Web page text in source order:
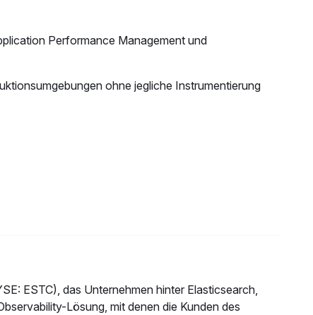
Performance Management und
ohne jegliche Instrumentierung
ESTC), das Unternehmen hinter Elasticsearch,
Lösung, mit denen die Kunden des